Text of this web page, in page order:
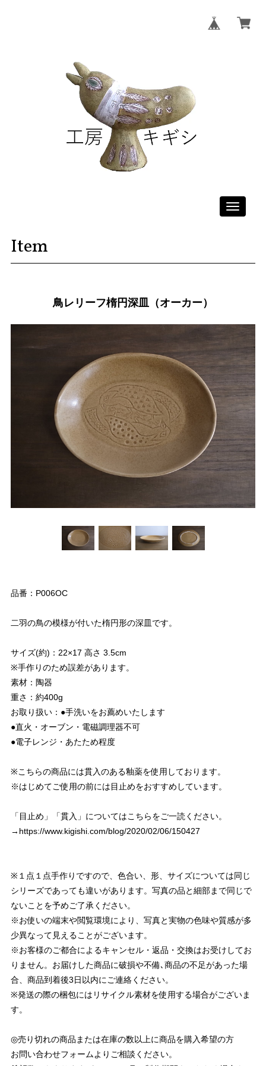
Toggle
Item
鳥レリーフ楕円深皿（オーカー）
品番：P006OC
二羽の鳥の模様が付いた楕円形の深皿です。
サイズ(約)：22×17 高さ 3.5cm
※手作りのため誤差があります。
素材：陶器
重さ：約400g
お取り扱い：●手洗いをお薦めいたします
●直火・オーブン・電磁調理器不可
●電子レンジ・あたため程度
※こちらの商品には貫入のある釉薬を使用しております。
※はじめてご使用の前には目止めをおすすめしています。
「目止め」「貫入」についてはこちらをご一読ください。
→ https://www.kigishi.com/blog/2020/02/06/150427
※１点１点手作りですので、色合い、形、サイズについては同じ
シリーズであっても違いがあります。写真の品と細部まで同じで
ないことを予めご了承ください。
※お使いの端末や閲覧環境により、写真と実物の色味や質感が多
少異なって見えることがございます。
※お客様のご都合によるキャンセル・返品・交換はお受けしてお
りません。お届けした商品に破損や不備､商品の不足があった場
合、商品到着後3日以内にご連絡ください。
※発送の際の梱包にはリサイクル素材を使用する場合がございま
す。
◎売り切れの商品または在庫の数以上に商品を購入希望の方
お問い合わせフォームよりご相談ください。